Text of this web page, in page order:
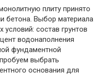
плиту принято
бетона. Выбор материала
состав грунтов
водонаполнения
фундаментной
выбрать
основания для